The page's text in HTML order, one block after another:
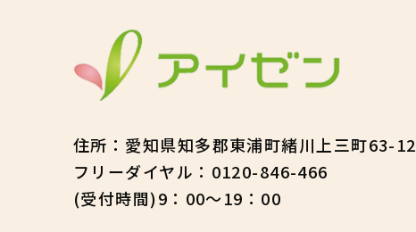
住所 ： 愛知県知多郡東浦町緒川上三町63-12
フリーダイヤル： 0120-846-466
(受付時間)9：00～19：00